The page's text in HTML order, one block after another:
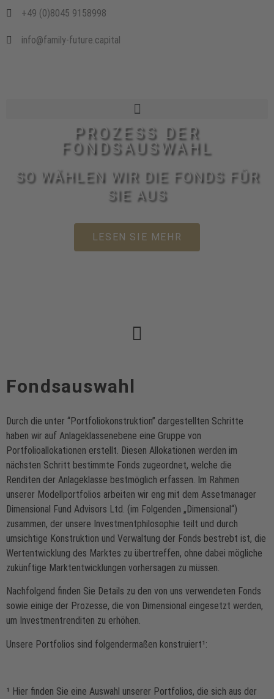
+49 (0)8045 9158998
info@family-future.capital
PROZESS DER
FONDSAUSWAHL
SO WÄHLEN WIR DIE FONDS FÜR
SIE AUS
LESEN SIE MEHR
Fondsauswahl
Durch die unter “Portfoliokonstruktion” dargestellten Schritte
haben wir auf Anlageklassenebene eine Gruppe von
Portfolioallokationen erstellt. Diesen Allokationen werden im
nächsten Schritt bestimmte Fonds zugeordnet, welche die
Renditen der Anlageklasse bestmöglich erfassen. Im Rahmen
unserer Modellportfolios arbeiten wir eng mit dem Assetmanager
Dimensional Fund Advisors Ltd. (im Folgenden „Dimensional“)
zusammen, der unsere Investmentphilosophie teilt und durch
umsichtige Konstruktion und Verwaltung der Fonds bestrebt ist, die
Wertentwicklung des Marktes zu übertreffen, ohne dabei mögliche
zukünftige Marktentwicklungen vorhersagen zu müssen.
Nachfolgend finden Sie Details zu den von uns verwendeten Fonds
sowie einige der Prozesse, die von Dimensional eingesetzt werden,
um Investmentrenditen zu erhöhen.
Unsere Portfolios sind folgendermaßen konstruiert¹:
¹ Hier finden Sie eine Auswahl unserer Portfolios, die sich aus der